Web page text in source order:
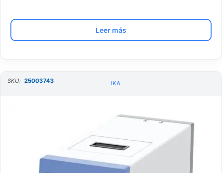
Leer más
SKU: 25003743 IKA